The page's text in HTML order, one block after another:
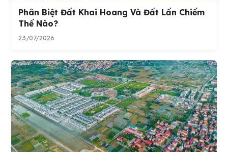
Phân Biệt Đất Khai Hoang Và Đất Lấn Chiếm
Thế Nào?
23/07/2026